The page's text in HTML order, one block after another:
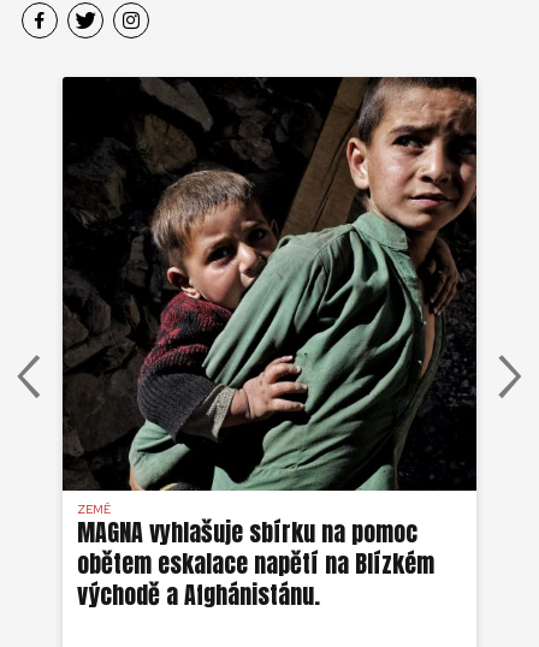
ZEMĚ
MAGNA vyhlašuje sbírku na pomoc
obětem eskalace napětí na Blízkém
východě a Afghánistánu.